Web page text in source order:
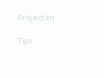
Projecten
Tips